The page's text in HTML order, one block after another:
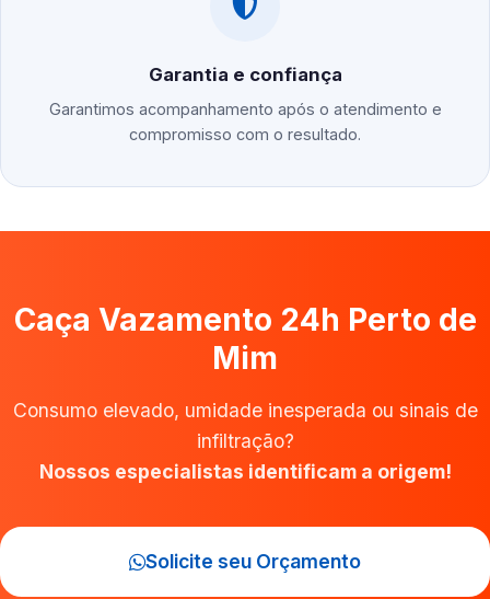
Garantia e confiança
Garantimos acompanhamento após o atendimento e
compromisso com o resultado.
Caça Vazamento 24h Perto de
Mim
Consumo elevado, umidade inesperada ou sinais de
infiltração?
Nossos especialistas identificam a origem!
Solicite seu Orçamento